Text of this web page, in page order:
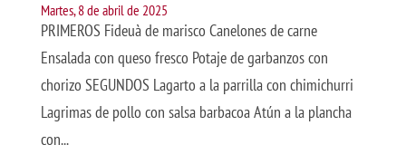
Martes, 8 de abril de 2025
PRIMEROS Fideuà de marisco Canelones de carne
Ensalada con queso fresco Potaje de garbanzos con
chorizo SEGUNDOS Lagarto a la parrilla con chimichurri
Lagrimas de pollo con salsa barbacoa Atún a la plancha
con...